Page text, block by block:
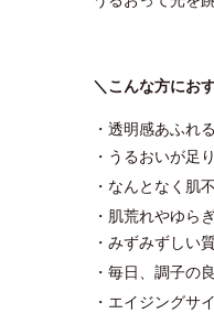
＼こんな方にお
・透明感あふれ
・うるおいが足
・なんとなく肌
・肌荒れやゆら
・みずみずしい
・毎日、調子の
・エイジングサ